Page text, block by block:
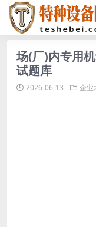
场(厂)内专用
试题库
2026-06-13 企业